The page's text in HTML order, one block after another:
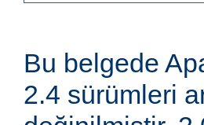
Bu belgede
2.4 sürümleri